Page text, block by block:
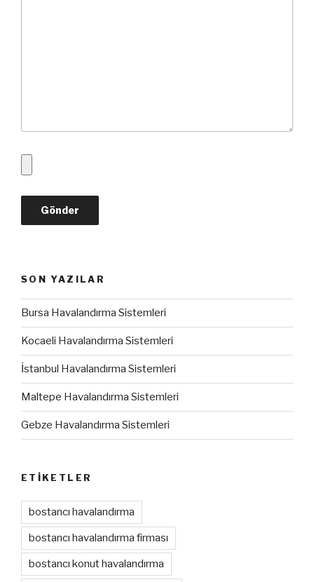
SON YAZILAR
Bursa Havalandırma Sistemleri
Kocaeli Havalandırma Sistemleri
İstanbul Havalandırma Sistemleri
Maltepe Havalandırma Sistemleri
Gebze Havalandırma Sistemleri
ETIKETLER
bostancı havalandırma
bostancı havalandırma firması
bostancı konut havalandırma